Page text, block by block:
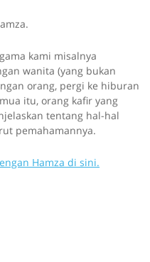
kami misalnya
wanita (yang bukan
orang, pergi ke hiburan
itu, orang kafir yang
tentang hal-hal
pemahamannya.
Hamza di sini.